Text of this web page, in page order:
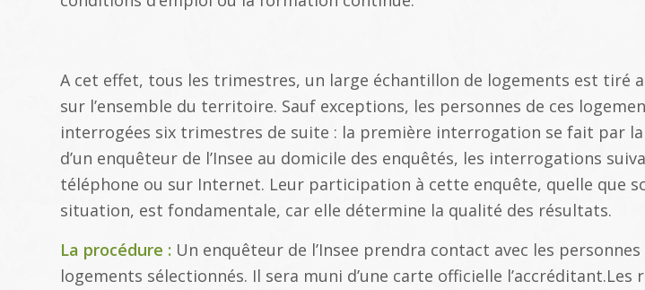
A cet effet, tous les trimestres, un large échantillon de logements est tiré
sur l’ensemble du territoire. Sauf exceptions, les personnes de ces
interrogées six trimestres de suite : la première interrogation se fait par
d’un enquêteur de l’Insee au domicile des enquêtés, les interrogations
téléphone ou sur Internet. Leur participation à cette enquête, quelle que
situation, est fondamentale, car elle détermine la qualité des résultats.
La procédure : Un enquêteur de l’Insee prendra contact avec les personnes
logements sélectionnés. Il sera muni d’une carte officielle l’accréditant.Les